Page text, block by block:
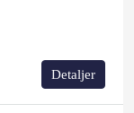
Detaljer